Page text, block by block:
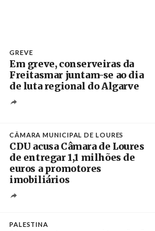
GREVE
Em greve, conserveiras da
Freitasmar juntam-se ao dia
de luta regional do Algarve
CÂMARA MUNICIPAL DE LOURES
CDU acusa Câmara de Loures
de entregar 1,1 milhões de
euros a promotores
imobiliários
PALESTINA